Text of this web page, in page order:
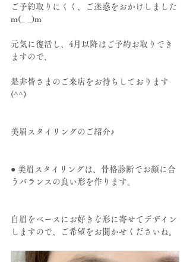
ご予約取りにくく、ご迷惑をおかけしました
m(_ _)m
元気に復活し、4月以降はご予約お取りでき
ますので、
是非皆さまのご来店をお待ちしております
(^^)
美眉スタイリングのご紹介♪
● 美眉スタイリングは、骨格診断でお顔に合
うバランスの良い形を作ります。
自眉をベースにお好きな形に寄せてデザイン
しますので、ご希望をお聞かせくださいね。